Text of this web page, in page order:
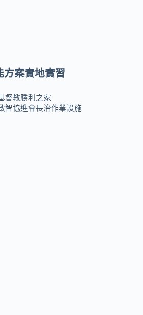
方案實地實習
督教勝利之家
智協進會長治作業設施